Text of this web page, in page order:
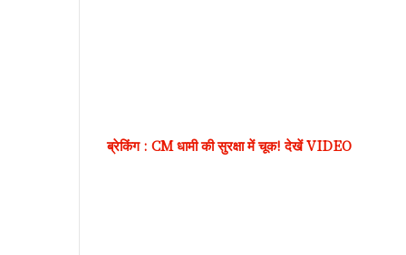
ब्रेकिंग : CM धामी की सुरक्षा में चूक! देखें VIDEO